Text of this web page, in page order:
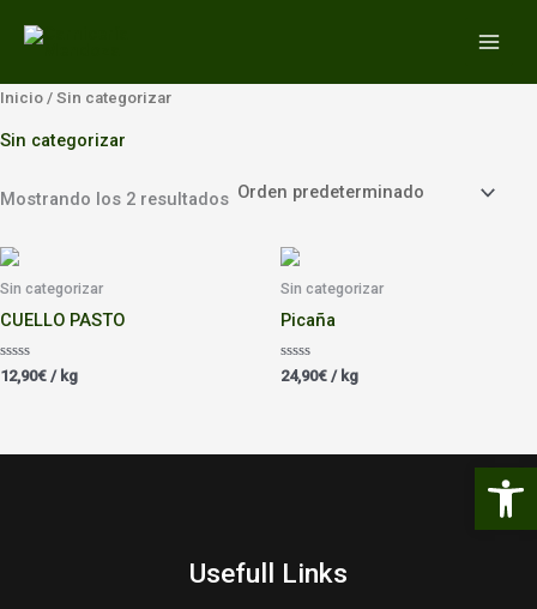
Inicio / Sin categorizar
Sin categorizar
Mostrando los 2 resultados
Sin categorizar
CUELLO PASTO
Valorado
con
12,90€ / kg
Sin categorizar
Picaña
Valorado
con
24,90€ / kg
Usefull Links
Abrir